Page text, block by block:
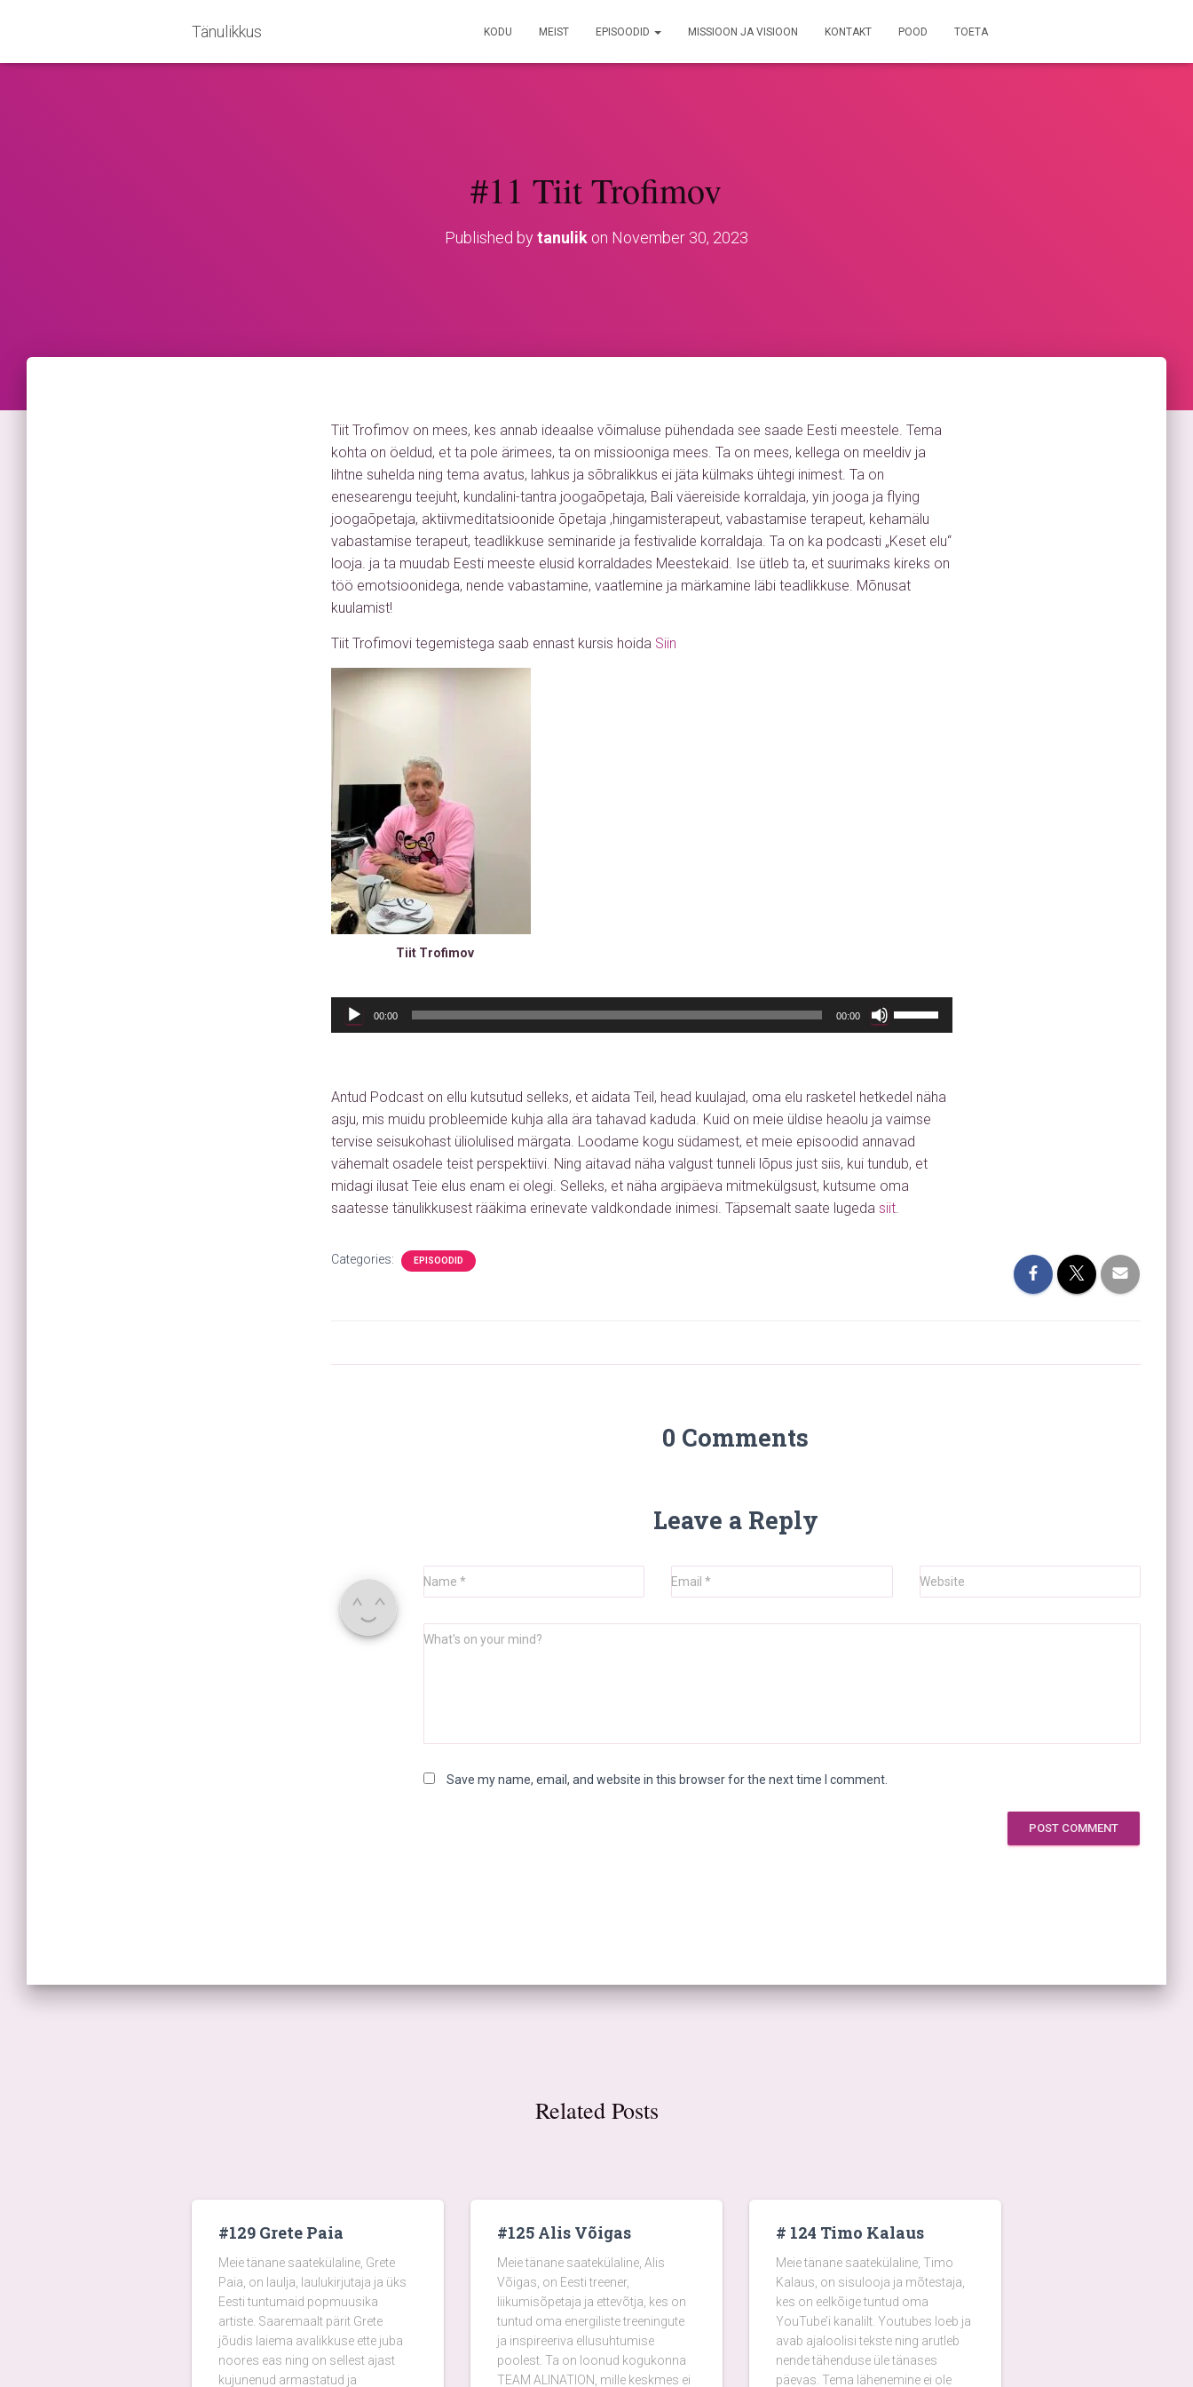
Tänulikkus KODU MEIST EPISOODID MISSIOON JA VISIOON KONTAKT POOD TOETA
#11 Tiit Trofimov
Published bytanulikon November 30, 2023
Tiit Trofimov on mees, kes annab ideaalse võimaluse pühendada see saade Eesti meestele. Tema
kohta on öeldud, et ta pole ärimees, ta on missiooniga mees. Ta on mees, kellega on meeldiv ja
lihtne suhelda ning tema avatus, lahkus ja sõbralikkus ei jäta külmaks ühtegi inimest. Ta on
enesearengu teejuht, kundalini-tantra joogaõpetaja, Bali väereiside korraldaja, yin jooga ja flying
joogaõpetaja, aktiivmeditatsioonide õpetaja ,hingamisterapeut, vabastamise terapeut, kehamälu
vabastamise terapeut, teadlikkuse seminaride ja festivalide korraldaja. Ta on ka podcasti „Keset elu“
looja. ja ta muudab Eesti meeste elusid korraldades Meestekaid. Ise ütleb ta, et suurimaks kireks on
töö emotsioonidega, nende vabastamine, vaatlemine ja märkamine läbi teadlikkuse. Mõnusat
kuulamist!
Tiit Trofimovi tegemistega saab ennast kursis hoida Siin
Tiit Trofimov
00:00 00:00
Use
Up/Down
to
increase
or
decrease
volume.
Antud Podcast on ellu kutsutud selleks, et aidata Teil, head kuulajad, oma elu rasketel hetkedel näha
asju, mis muidu probleemide kuhja alla ära tahavad kaduda. Kuid on meie üldise heaolu ja vaimse
tervise seisukohast üliolulised märgata. Loodame kogu südamest, et meie episoodid annavad
vähemalt osadele teist perspektiivi. Ning aitavad näha valgust tunneli lõpus just siis, kui tundub, et
midagi ilusat Teie elus enam ei olegi. Selleks, et näha argipäeva mitmekülgsust, kutsume oma
saatesse tänulikkusest rääkima erinevate valdkondade inimesi. Täpsemalt saate lugeda siit.
Categories: EPISOODID
0 Comments
Leave a Reply
Name * Email* Website
What's on your mind?
Save my name, email, and website in this browser for the next time I comment.
Related Posts
#129 Grete Paia
Meie tänane saatekülaline, Grete
Paia, on laulja, laulukirjutaja ja üks
Eesti tuntumaid popmuusika
artiste. Saaremaalt pärit Grete
jõudis laiema avalikkuse ette juba
noores eas ning on sellest ajast
kujunenud armastatud ja
#125 Alis Võigas
Meie tänane saatekülaline, Alis
Võigas, on Eesti treener,
liikumisõpetaja ja ettevõtja, kes on
tuntud oma energiliste treeningute
ja inspireeriva ellusuhtumise
poolest. Ta on loonud kogukonna
TEAM ALINATION, mille keskmes ei
# 124 Timo Kalaus
Meie tänane saatekülaline, Timo
Kalaus, on sisulooja ja mõtestaja,
kes on eelkõige tuntud oma
YouTube’i kanalilt. Youtubes loeb ja
avab ajaloolisi tekste ning arutleb
nende tähenduse üle tänases
päevas. Tema lähenemine ei ole